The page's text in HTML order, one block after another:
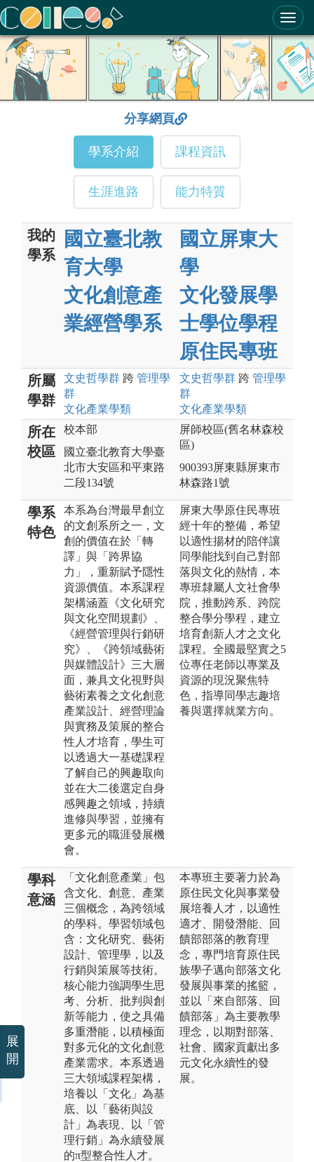
ColleGo! 大學選才與高中育才輔助系統
分享網頁
學系介紹 課程資訊
生涯進路 能力特質
我的
學系
國立臺北教
育大學
文化創意產
業經營學系
國立屏東大
學
文化發展學
士學位學程
原住民專班
所屬
學群
文史哲學群 跨 管理學
群
文化產業學類
文史哲學群 跨 管理學
群
文化產業學類
所在
校區
校本部
國立臺北教育大學臺
北市大安區和平東路
二段134號
屏師校區(舊名林森校
區)
900393屏東縣屏東市
林森路1號
學系
特色
本系為台灣最早創立
的文創系所之一，文
創的價值在於「轉
譯」與「跨界協
力」，重新賦予隱性
資源價值。本系課程
架構涵蓋《文化研究
與文化空間規劃》、
《經營管理與行銷研
究》、《跨領域藝術
與媒體設計》三大層
面，兼具文化視野與
藝術素養之文化創意
產業設計、經營理論
與實務及策展的整合
性人才培育，學生可
以透過大一基礎課程
了解自己的興趣取向
並在大二後選定自身
感興趣之領域，持續
進修與學習，並擁有
更多元的職涯發展機
會。
屏東大學原住民專班
經十年的整備，希望
以適性揚材的陪伴讓
同學能找到自己對部
落與文化的熱情，本
專班隸屬人文社會學
院，推動跨系、跨院
整合學分學程，建立
培育創新人才之文化
課程。全國最堅實之5
位專任老師以專業及
資源的現況聚焦特
色，指導同學志趣培
養與選擇就業方向。
學科
意涵
「文化創意產業」包
含文化、創意、產業
三個概念，為跨領域
的學科。學習領域包
含：文化研究、藝術
設計、管理學，以及
行銷與策展等技術。
核心能力強調學生思
考、分析、批判與創
新等能力，使之具備
多重潛能，以積極面
對多元化的文化創意
產業需求。本系透過
三大領域課程架構，
培養以「文化」為基
底、以「藝術與設
計」為表現、以「管
理行銷」為永續發展
的π型整合性人才。
本專班主要著力於為
原住民文化與事業發
展培養人才，以適性
適才、開發潛能、回
饋部部落的教育理
念，專門培育原住民
族學子邁向部落文化
發展與事業的搖籃，
並以「來自部落、回
饋部落」為主要教學
理念，以期對部落、
社會、國家貢獻出多
元文化永續性的發
展。
展
開